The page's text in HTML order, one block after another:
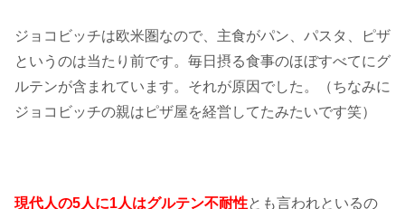
ジョコビッチは欧米圏なので、主食がパン、パスタ、ピザ
というのは当たり前です。毎日摂る食事のほぼすべてにグ
ルテンが含まれています。それが原因でした。（ちなみに
ジョコビッチの親はピザ屋を経営してたみたいです笑）
現代人の5人に1人はグルテン不耐性とも言われといるの